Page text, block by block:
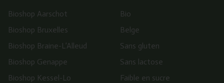
Bioshop Aarschot
Bioshop Bruxelles
Bioshop Braine-L’Alleud
Bioshop Genappe
Bioshop Kessel-Lo
Bio
Belge
Sans gluten
Sans lactose
Faible en sucre